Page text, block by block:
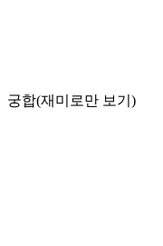
궁합(재미로만 보기)